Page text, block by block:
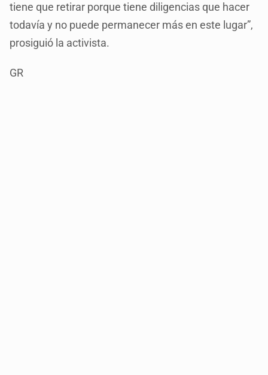
tiene que retirar porque tiene diligencias que hacer
todavía y no puede permanecer más en este lugar”,
prosiguió la activista.
GR